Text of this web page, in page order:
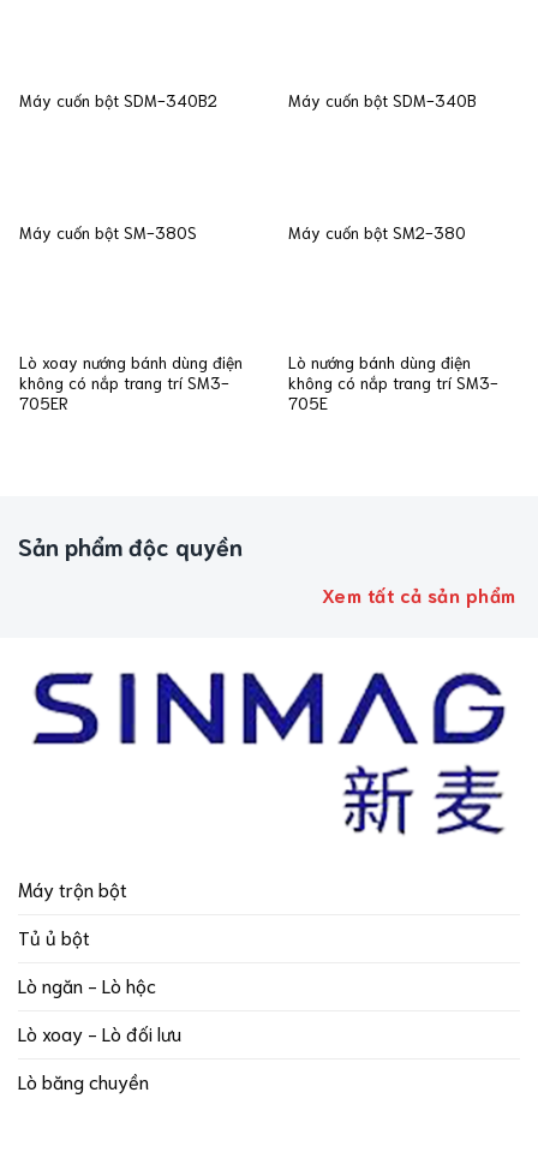
Máy cuốn bột SDM-340B2 Máy cuốn bột SDM-340B
Máy cuốn bột SM-380S Máy cuốn bột SM2-380
Lò xoay nướng bánh dùng điện
không có nắp trang trí SM3-
705ER
Lò nướng bánh dùng điện
không có nắp trang trí SM3-
705E
Sản phẩm độc quyền
Xem tất cả sản phẩm
Máy trộn bột
Tủ ủ bột
Lò ngăn - Lò hộc
Lò xoay - Lò đối lưu
Lò băng chuyền